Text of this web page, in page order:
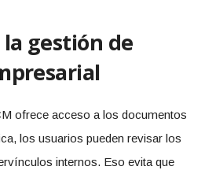
gestión de
ofrece acceso a los documentos
los usuarios pueden revisar los
internos. Eso evita que